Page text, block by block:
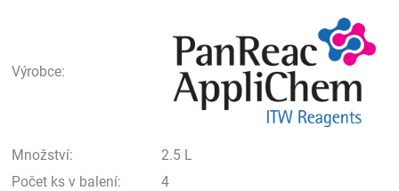
Výrobce:
Množství:
2.5 L
Počet ks v balení:
4